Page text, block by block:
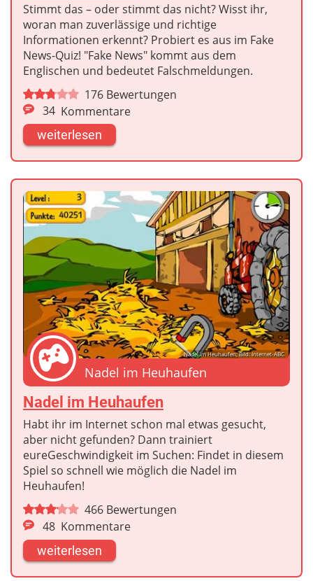
Stimmt das – oder stimmt das nicht? Wisst ihr,
woran man zuverlässige und richtige
Informationen erkennt? Probiert es aus im Fake
News-Quiz! "Fake News" kommt aus dem
Englischen und bedeutet Falschmeldungen.
176 Bewertungen
34 Kommentare
weiterlesen
Nadel im Heuhaufen; Bild: Internet-ABC
Nadel im Heuhaufen
Nadel im Heuhaufen
Habt ihr im Internet schon mal etwas gesucht,
aber nicht gefunden? Dann trainiert
eureGeschwindigkeit im Suchen: Findet in diesem
Spiel so schnell wie möglich die Nadel im
Heuhaufen!
466 Bewertungen
48 Kommentare
weiterlesen